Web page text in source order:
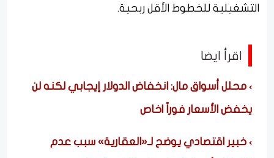
التشغيلية للخطوط الأقل ربحية.
اقرأ ايضا
محلل أسواق مال: انخفاض الدولار إيجابي لكنه لن
يخفض الأسعار فوراً |خاص
خبير اقتصادي يوضح لـ«العقارية» سبب عدم